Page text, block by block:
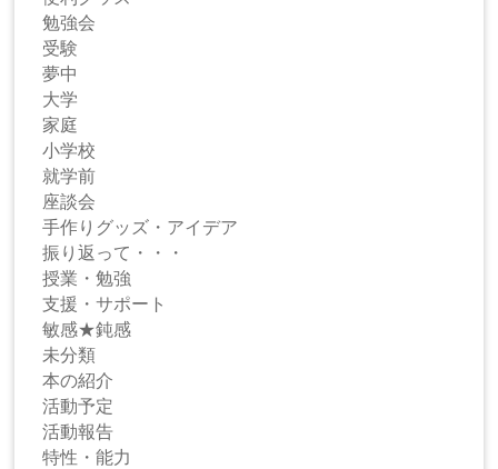
勉強会
受験
夢中
大学
家庭
小学校
就学前
座談会
手作りグッズ・アイデア
振り返って・・・
授業・勉強
支援・サポート
敏感★鈍感
未分類
本の紹介
活動予定
活動報告
特性・能力